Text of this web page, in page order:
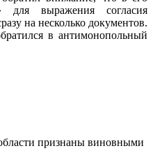
для выражения согласия
на несколько документов.
в антимонопольный